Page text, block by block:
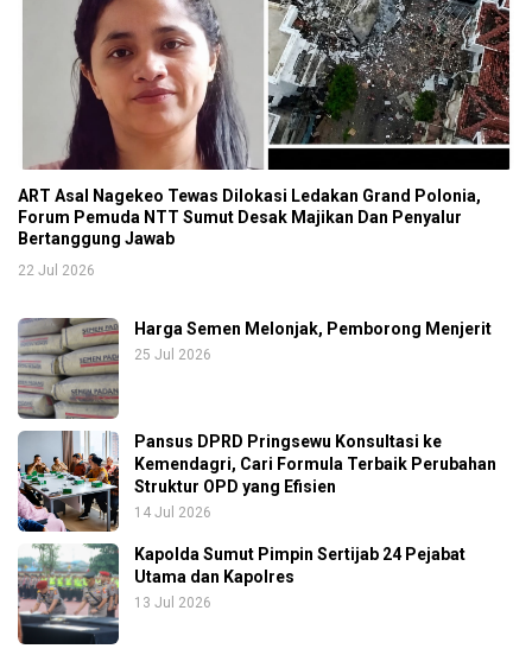
ART Asal Nagekeo Tewas Dilokasi Ledakan Grand Polonia,
Forum Pemuda NTT Sumut Desak Majikan Dan Penyalur
Bertanggung Jawab
22 Jul 2026
Harga Semen Melonjak, Pemborong Menjerit
25 Jul 2026
Pansus DPRD Pringsewu Konsultasi ke
Kemendagri, Cari Formula Terbaik Perubahan
Struktur OPD yang Efisien
14 Jul 2026
Kapolda Sumut Pimpin Sertijab 24 Pejabat
Utama dan Kapolres
13 Jul 2026